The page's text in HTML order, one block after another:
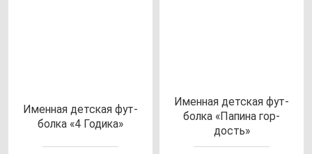
Имен­ная дет­ская фут­
бол­ка «4 Годи­ка»
Имен­ная дет­ская фут­
бол­ка «Папи­на гор­
дость»